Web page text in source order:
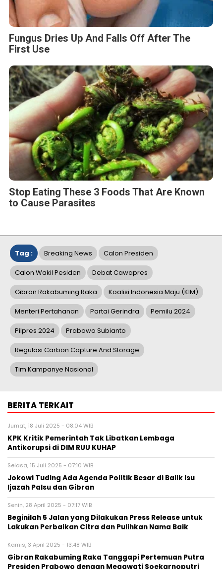
Fungus Dries Up And Falls Off After The
First Use
Stop Eating These 3 Foods That Are Known
to Cause Parasites
Tag : Breaking News Calon Presiden
Calon Wakil Pesiden Debat Cawapres
Gibran Rakabuming Raka Koalisi Indonesia Maju (KIM)
Menteri Pertahanan Partai Gerindra Pemilu 2024
Pilpres 2024 Prabowo Subianto
Regulasi Carbon Capture And Storage
Tim Kampanye Nasional
BERITA TERKAIT
Jumat, 18 Juli 2025 - 08:04 WIB
KPK Kritik Pemerintah Tak Libatkan Lembaga
Antikorupsi di DIM RUU KUHAP
Selasa, 15 Juli 2025 - 07:10 WIB
Jokowi Tuding Ada Agenda Politik Besar di Balik Isu
Ijazah Palsu dan Gibran
Senin, 28 April 2025 - 07:17 WIB
Beginilah 5 Jalan yang Dilakukan Press Release untuk
Lakukan Perbaikan Citra dan Pulihkan Nama Baik
Kamis, 3 April 2025 - 13:48 WIB
Gibran Rakabuming Raka Tanggapi Pertemuan Putra
Presiden Prabowo dengan Megawati Soekarnoputri